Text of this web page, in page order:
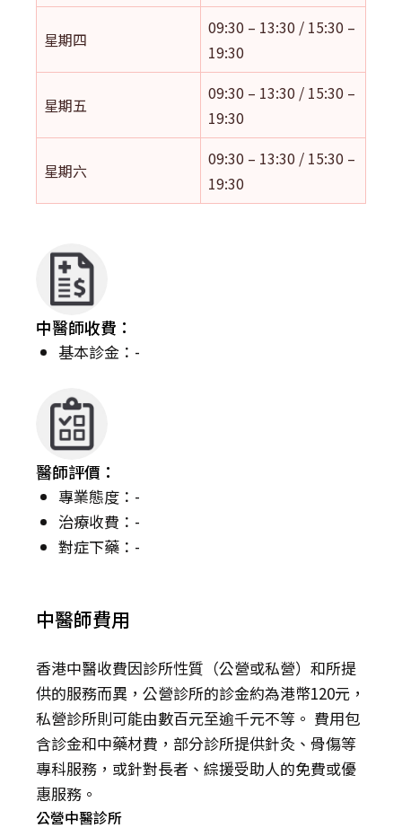
星期四
09:30 – 13:30 / 15:30 –
19:30
星期五
09:30 – 13:30 / 15:30 –
19:30
星期六
09:30 – 13:30 / 15:30 –
19:30
中醫師收費：
基本診金：-
醫師評價：
專業態度：-
治療收費：-
對症下藥：-
中醫師費用
香港中醫收費因診所性質（公營或私營）和所提
供的服務而異，公營診所的診金約為港幣120元，
私營診所則可能由數百元至逾千元不等。 費用包
含診金和中藥材費，部分診所提供針灸、骨傷等
專科服務，或針對長者、綜援受助人的免費或優
惠服務。
公營中醫診所